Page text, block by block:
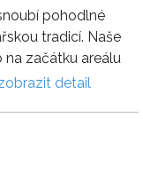
pohodlné
tradicí. Naše
začátku areálu
detail